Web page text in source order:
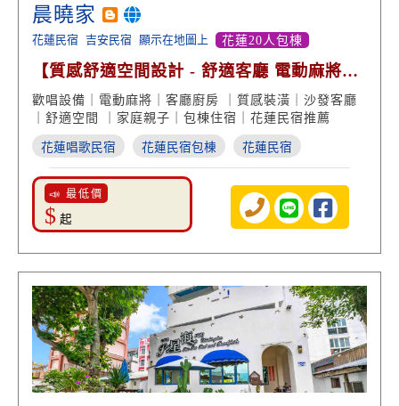
晨曉家
花蓮民宿 吉安民宿 顯示在地圖上 花蓮20人包棟
【質感舒適空間設計 - 舒適客廳 電動麻將設
備】
歡唱設備｜電動麻將｜客廳廚房 ｜質感裝潢｜沙發客廳
｜舒適空間 ｜家庭親子｜包棟住宿｜花蓮民宿推薦
花蓮唱歌民宿 花蓮民宿包棟 花蓮民宿
📣 最低價
$ 起